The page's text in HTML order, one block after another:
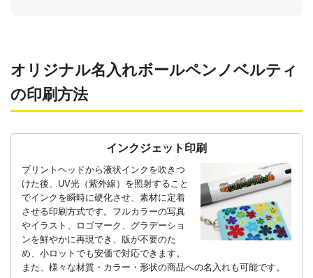
オリジナル名入れボールペンノベルティ
の印刷方法
インクジェット印刷
プリントヘッドから液状インクを吹きつ
けた後、UV光（紫外線）を照射すること
でインクを瞬時に硬化させ、素材に定着
させる印刷方式です。フルカラーの写真
やイラスト、ロゴマーク、グラデーショ
ンを鮮やかに再現でき、版が不要のた
め、小ロットでも安価で対応できます。
また、様々な材質・カラー・形状の商品への名入れも可能です。